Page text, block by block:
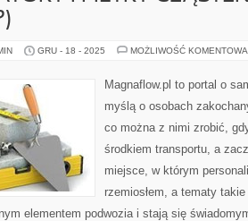
GRU - 18 - 2025 MOŻLIWOŚĆ
Magnaflow.pl to portal o
myślą o osobach
co można z nimi zrobić,
środkiem transportu, a
miejsce, w którym
rzemiosłem, a tematy
elementem podwozia i stają się